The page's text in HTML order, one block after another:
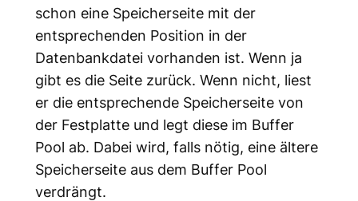
schon eine Speicherseite mit der
entsprechenden Position in der
Datenbankdatei vorhanden ist. Wenn ja
gibt es die Seite zurück. Wenn nicht, liest
er die entsprechende Speicherseite von
der Festplatte und legt diese im Buffer
Pool ab. Dabei wird, falls nötig, eine ältere
Speicherseite aus dem Buffer Pool
verdrängt.